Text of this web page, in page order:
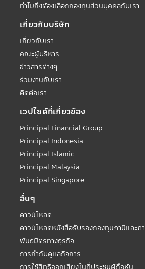
ทำไมถึงต้องเลือกกองทุนส่วนบุคคลกับเรา
เกี่ยวกับบริษัท
เกี่ยวกับเรา
คณะผู้บริหาร
ข่าวสารต่างๆ
ร่วมงานกับเรา
ติดต่อเรา
เวปไซด์ที่เกี่ยวข้อง
Principal Financial Group
Principal Indonesia
Principal Islamic
Principal Malaysia
Principal Singapore
อื่นๆ
ดาวน์โหลด
ดาวน์โหลดหนังสือรับรองกองทุนภาษีและ
พันธมิตรทางธุรกิจ
การกำกับดูแลกิจการ
การใช้สิทธิออกเสียงในที่ประชุมผู้ถือหุ้น